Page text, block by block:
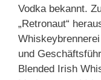
Vodka bekannt.
„Retronaut“
und
Blended Irish